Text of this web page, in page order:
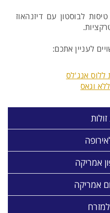
לבוסטון עם דיזנהאוז
לעניין אתכם:
ללוס אנג'לס
וגאס
אמריקה
אמריקה